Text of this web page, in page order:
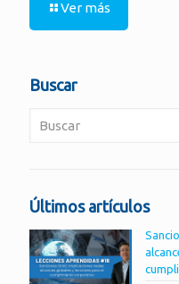
Ver más
Buscar
Últimos artículos